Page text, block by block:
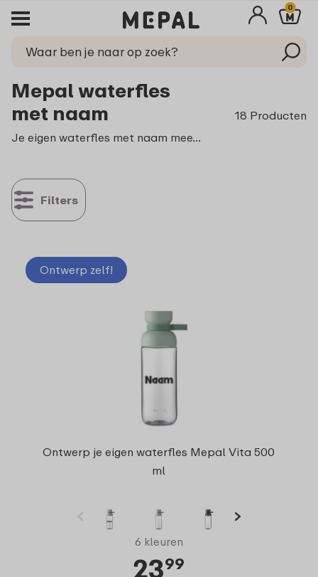
0
Mepal waterfles
met naam
18 Producten
Je eigen waterfles met naam mee? Doen! Het is hartstikke belangrijk om voldoende water te drinken. Met een leuke gepersonaliseerde drinkfles met naam maak je het jezelf nog makkelijker om genoeg te drinken. Gun jezelf dus een prachtige waterfles van Mepal of geef een ander een Mepal drinkfles cadeau. Neem snel een kijkje in ons assortiment en kies voor een van onze standaard waterflessen met naam of ontwerp een mepal waterfles naar jouw wens!
Filters
Ontwerp zelf!
Ontwerp je eigen waterfles Mepal Vita 500
ml
6 kleuren
2399